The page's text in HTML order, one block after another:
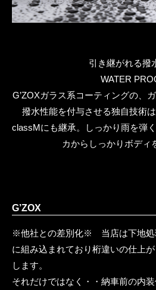
引き継がれる撥
WATER
G’ZOXガラス系コーティングの、
撥水性能を付与させる独自技術
classMにも継承。しっかり雨を弾
カからしっかりボディ
G’ZOX
※他社との差別化※ 当店は下地処
に組み込まれており桁違いの仕上
します。
それだけではなく・・納車前の内